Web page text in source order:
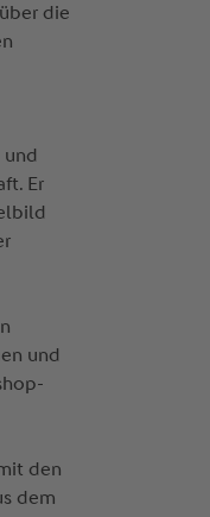
die
Er
und
den
dem